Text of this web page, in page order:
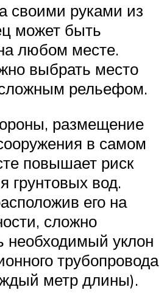
своими руками из
может быть
любом месте.
выбрать место
сложным рельефом.
размещение
в самом
повышает риск
грунтовых вод.
его на
сложно
необходимый уклон
трубопровода
метр длины).